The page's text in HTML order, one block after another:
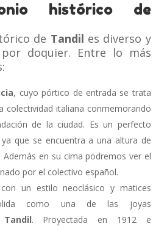
histórico de
de Tandil es diverso y
doquier. Entre lo más
, cuyo pórtico de entrada se trata
colectividad italiana conmemorando
de la ciudad. Es un perfecto
que se encuentra a una altura de
en su cima podremos ver el
por el colectivo español.
un estilo neoclásico y matices
como una de las joyas
Tandil. Proyectada en 1912 e